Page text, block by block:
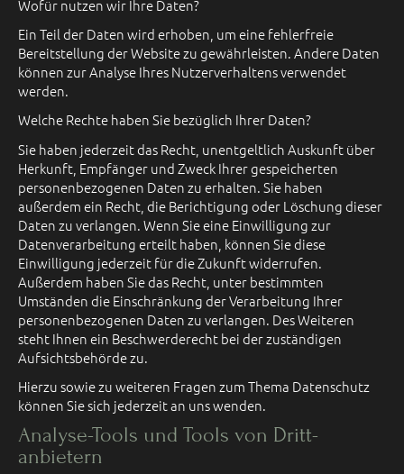
Wofür nutzen wir Ihre Daten?
Ein Teil der Daten wird erhoben, um eine fehlerfreie
Bereitstellung der Website zu gewährleisten. Andere Daten
können zur Analyse Ihres Nutzerverhaltens verwendet
werden.
Welche Rechte haben Sie bezüglich Ihrer Daten?
Sie haben jederzeit das Recht, unentgeltlich Auskunft über
Herkunft, Empfänger und Zweck Ihrer gespeicherten
personenbezogenen Daten zu erhalten. Sie haben
außerdem ein Recht, die Berichtigung oder Löschung dieser
Daten zu verlangen. Wenn Sie eine Einwilligung zur
Datenverarbeitung erteilt haben, können Sie diese
Einwilligung jederzeit für die Zukunft widerrufen.
Außerdem haben Sie das Recht, unter bestimmten
Umständen die Einschränkung der Verarbeitung Ihrer
personenbezogenen Daten zu verlangen. Des Weiteren
steht Ihnen ein Beschwerderecht bei der zuständigen
Aufsichtsbehörde zu.
Hierzu sowie zu weiteren Fragen zum Thema Datenschutz
können Sie sich jederzeit an uns wenden.
Analyse-Tools und Tools von Dritt­
anbietern